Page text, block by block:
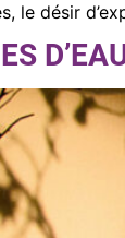
le désir